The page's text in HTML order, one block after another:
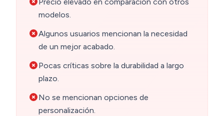
modelos.
Algunos usuarios mencionan la necesidad
de un mejor acabado.
Pocas críticas sobre la durabilidad a largo
plazo.
No se mencionan opciones de
personalización.